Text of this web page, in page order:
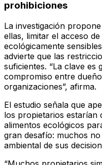
prohibiciones
La investigación
ellas, limitar el acceso
ecológicamente
advierte que las
suficientes. “La clave es
compromiso entre
organizaciones”, afirma.
El estudio señala que
los propietarios estarían
alimentos ecológicos
gran desafío: muchos
ambiental de sus